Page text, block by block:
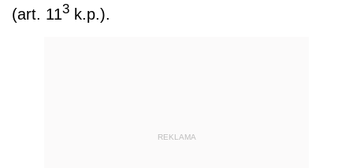
(art. 113 k.p.).
REKLAMA